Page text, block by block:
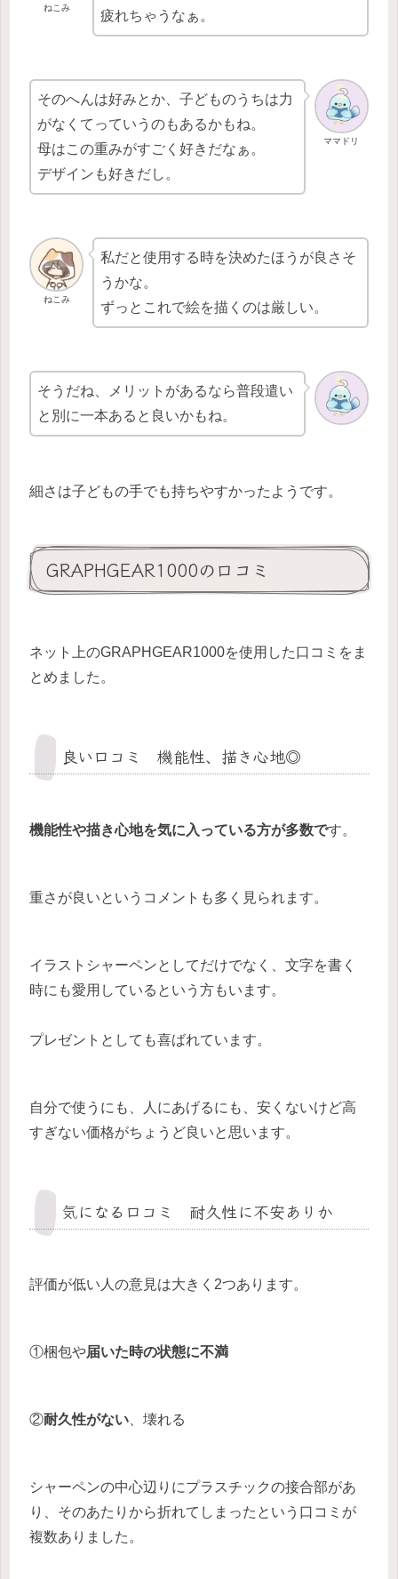
ねこみ
疲れちゃうなぁ。
ママドリ
そのへんは好みとか、子どものうちは力
がなくてっていうのもあるかもね。
母はこの重みがすごく好きだなぁ。
デザインも好きだし。
ねこみ
私だと使用する時を決めたほうが良さそ
うかな。
ずっとこれで絵を描くのは厳しい。
そうだね、メリットがあるなら普段遣い
と別に一本あると良いかもね。
細さは子どもの手でも持ちやすかったようです。
GRAPHGEAR1000の口コミ
ネット上のGRAPHGEAR1000を使用した口コミをま
とめました。
良い口コミ 機能性、描き心地◎
機能性や描き心地を気に入っている方が多数です。
重さが良いというコメントも多く見られます。
イラストシャーペンとしてだけでなく、文字を書く
時にも愛用しているという方もいます。
プレゼントとしても喜ばれています。
自分で使うにも、人にあげるにも、安くないけど高
すぎない価格がちょうど良いと思います。
気になる口コミ 耐久性に不安ありか
評価が低い人の意見は大きく2つあります。
①梱包や届いた時の状態に不満
②耐久性がない 、壊れる
シャーペンの中心辺りにプラスチックの接合部があ
り、そのあたりから折れてしまったという口コミが
複数ありました。